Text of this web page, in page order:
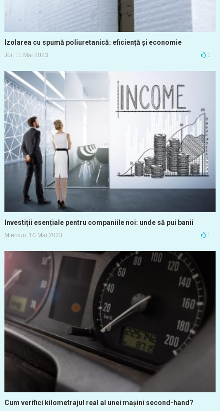
Izolarea cu spumă poliuretanică: eficiență și economie
Joi, 11 Mai 2023 1
Investiții esențiale pentru companiile noi: unde să pui banii
Miercuri, 10 Mai 2023 1
Cum verifici kilometrajul real al unei mașini second-hand?